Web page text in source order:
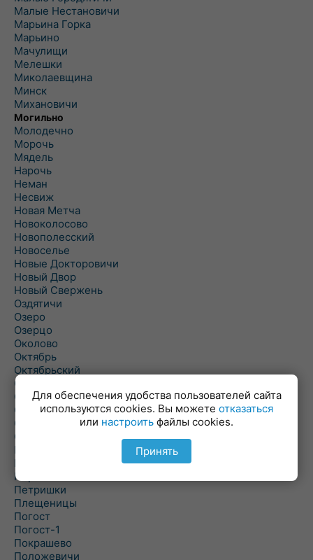
Малые Нестановичи
Марьина Горка
Марьино
Мачулищи
Мелешки
Миколаевщина
Минск
Михановичи
Могильно
Молодечно
Морочь
Мядель
Нарочь
Неман
Несвиж
Новая Метча
Новоколосово
Новополесский
Новоселье
Новые Докторовичи
Новый Двор
Новый Свержень
Оздятичи
Озеро
Озерцо
Околово
Октябрь
Октябрьский
Олехновичи
Омговичи
Оношки
Осовец
Острошицкий Городок
Пасека
Пастовичи
Першаи
Петришки
Плещеницы
Погост
Погост-1
Покрашево
Положевичи
Для обеспечения удобства пользователей сайта
используются cookies. Вы можете отказаться
или настроить файлы cookies.
Принять